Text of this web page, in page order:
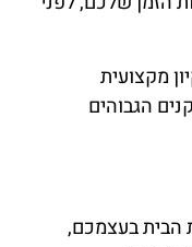
מקצועית
הגבוהים
הבית בעצמכם,